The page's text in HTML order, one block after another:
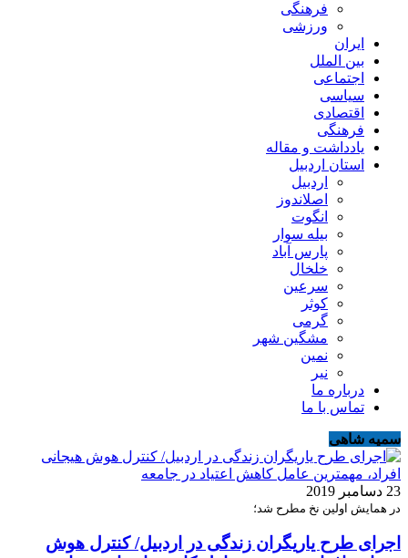
فرهنگی
ورزشی
ایران
بین الملل
اجتماعی
سیاسی
اقتصادی
فرهنگی
یادداشت و مقاله
استان اردبیل
اردبیل
اصلاندوز
انگوت
بیله سوار
پارس آباد
خلخال
سرعین
کوثر
گرمی
مشگین شهر
نمین
نیر
درباره ما
تماس با ما
سمیه شاهی
23 دسامبر 2019
در همایش اولین نخ مطرح شد؛
اجرای طرح یاریگران زندگی در اردبیل/ کنترل هوش